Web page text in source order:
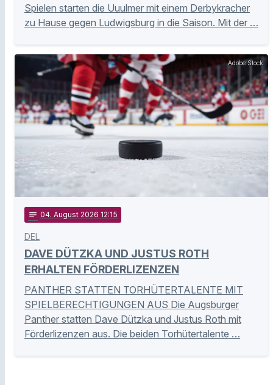
Spielen starten die Uuulmer mit einem Derbykracher
zu Hause gegen Ludwigsburg in die Saison. Mit der …
Adobe Stock
notes 04. August 2026 12:15
DEL
DAVE DÜTZKA UND JUSTUS ROTH
ERHALTEN FÖRDERLIZENZEN
PANTHER STATTEN TORHÜTERTALENTE MIT
SPIELBERECHTIGUNGEN AUS Die Augsburger
Panther statten Dave Dützka und Justus Roth mit
Förderlizenzen aus. Die beiden Torhütertalente …